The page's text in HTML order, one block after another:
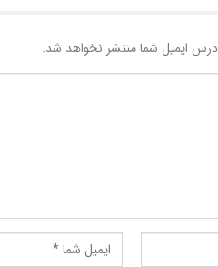
ایمیل شما منتشر نخواهد شد.